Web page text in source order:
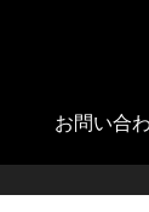
お問い合